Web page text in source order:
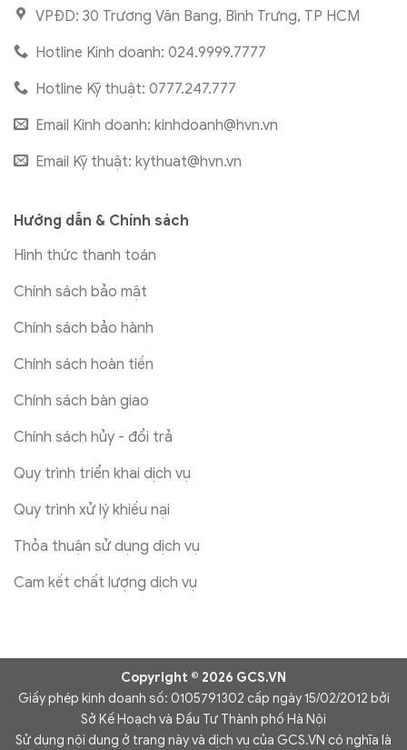
VPĐD: 30 Trương Văn Bang, Bình Trưng, TP HCM
Hotline Kinh doanh: 024.9999.7777
Hotline Kỹ thuật: 0777.247.777
Email Kinh doanh: kinhdoanh@hvn.vn
Email Kỹ thuật: kythuat@hvn.vn
Hướng dẫn & Chính sách
Hình thức thanh toán
Chính sách bảo mật
Chính sách bảo hành
Chính sách hoàn tiền
Chính sách bàn giao
Chính sách hủy - đổi trả
Quy trình triển khai dịch vụ
Quy trình xử lý khiếu nại
Thỏa thuận sử dụng dịch vụ
Cam kết chất lượng dịch vụ
Copyright © 2026 GCS.VN
Giấy phép kinh doanh số: 0105791302 cấp ngày 15/02/2012 bởi
Sở Kế Hoạch và Đầu Tư Thành phố Hà Nội
Sử dụng nội dung ở trang này và dịch vụ của GCS.VN có nghĩa là